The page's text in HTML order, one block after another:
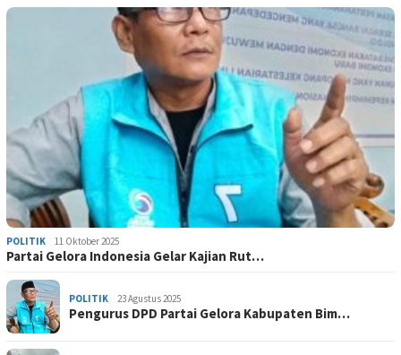
POLITIK 11 Oktober 2025
Partai Gelora Indonesia Gelar Kajian Rut…
POLITIK 23 Agustus 2025
Pengurus DPD Partai Gelora Kabupaten Bim…